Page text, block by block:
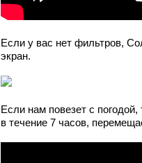
Если у вас нет фильтров,
экран.
Если нам повезет с
в течение 7 часов,